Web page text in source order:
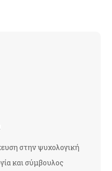
στην ψυχολογική
και σύμβουλος